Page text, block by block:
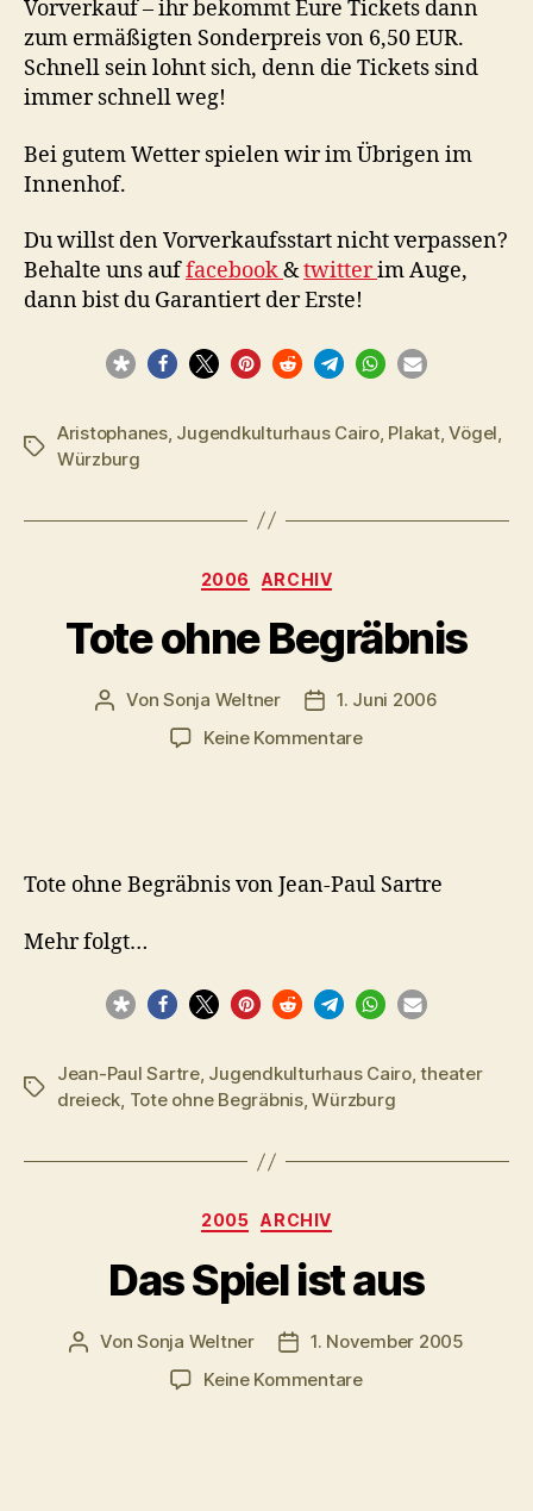
Vorverkauf – ihr bekommt Eure Tickets dann
zum ermäßigten Sonderpreis von 6,50 EUR.
Schnell sein lohnt sich, denn die Tickets sind
immer schnell weg!
Bei gutem Wetter spielen wir im Übrigen im
Innenhof.
Du willst den Vorverkaufsstart nicht verpassen?
Behalte uns auffacebook&twitterim Auge,
dann bist du Garantiert der Erste!
Schlagwörter
Aristophanes, Jugendkulturhaus Cairo, Plakat,Vögel
Würzburg
Kategorien
2006 ARCHIV
Tote ohne Begräbnis
Beitragsautor
VonSonja Weltner Veröffentlichungsdatum
1. Juni 2006
Keine Kommentarezu
Tote ohne Begräbnis von Jean-Paul Sartre
Mehr folgt…
Schlagwörter
Jean-Paul Sartre, Jugendkulturhaus Cairo,theater
dreieck, Tote ohne Begräbnis,Würzburg
Kategorien
2005 ARCHIV
Das Spiel ist aus
Beitragsautor
VonSonja Weltner Veröffentlichungsdatum
1. November 2005
Keine Kommentarezu